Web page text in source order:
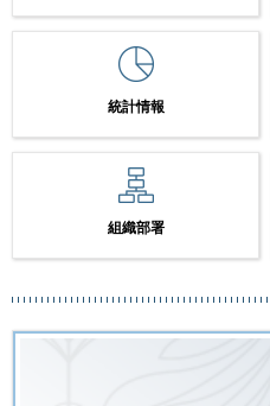
統計情報
組織部署